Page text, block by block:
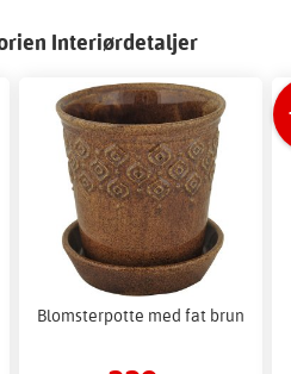
Interiørdetaljer
Blomsterpotte med fat brun